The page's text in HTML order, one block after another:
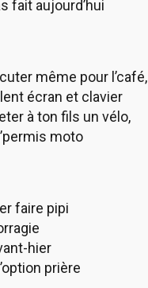
fait aujourd’hui
même pour l’café,
écran et clavier
à ton fils un vélo,
moto
faire pipi
hier
prière